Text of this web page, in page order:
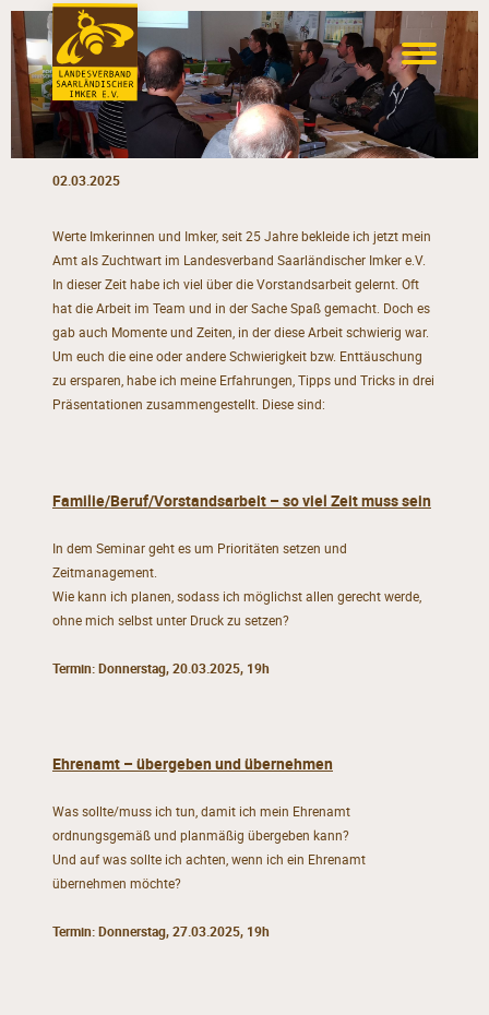
02.03.2025
Werte Imkerinnen und Imker, seit 25 Jahre bekleide ich jetzt mein
Amt als Zuchtwart im Landesverband Saarländischer Imker e.V.
In dieser Zeit habe ich viel über die Vorstandsarbeit gelernt. Oft
hat die Arbeit im Team und in der Sache Spaß gemacht. Doch es
gab auch Momente und Zeiten, in der diese Arbeit schwierig war.
Um euch die eine oder andere Schwierigkeit bzw. Enttäuschung
zu ersparen, habe ich meine Erfahrungen, Tipps und Tricks in drei
Präsentationen zusammengestellt. Diese sind:
Familie/Beruf/Vorstandsarbeit – so viel Zeit muss sein
In dem Seminar geht es um Prioritäten setzen und
Zeitmanagement.
Wie kann ich planen, sodass ich möglichst allen gerecht werde,
ohne mich selbst unter Druck zu setzen?
Termin: Donnerstag, 20.03.2025, 19h
Ehrenamt – übergeben und übernehmen
Was sollte/muss ich tun, damit ich mein Ehrenamt
ordnungsgemäß und planmäßig übergeben kann?
Und auf was sollte ich achten, wenn ich ein Ehrenamt
übernehmen möchte?
Termin: Donnerstag, 27.03.2025, 19h